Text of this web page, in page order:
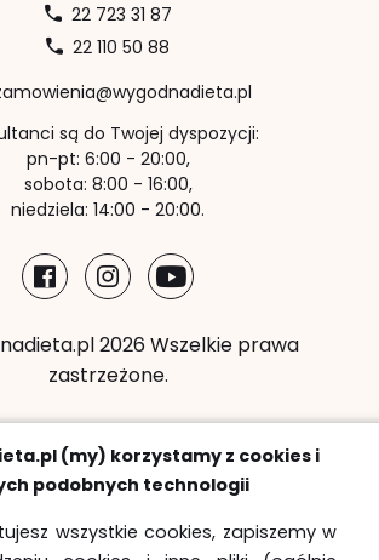
22 723 31 87
22 110 50 88
są do Twojej dyspozycji:
pn-pt: 6:00 - 20:00,
sobota: 8:00 - 16:00,
niedziela: 14:00 - 20:00.
2026 Wszelkie prawa
zastrzeżone.
Metody płatności:
(my) korzystamy z cookies i
podobnych technologii
wszystkie cookies, zapiszemy w